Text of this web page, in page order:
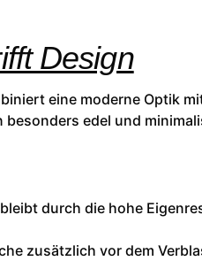
Design
eine moderne Optik
edel und
durch die hohe
zusätzlich vor dem